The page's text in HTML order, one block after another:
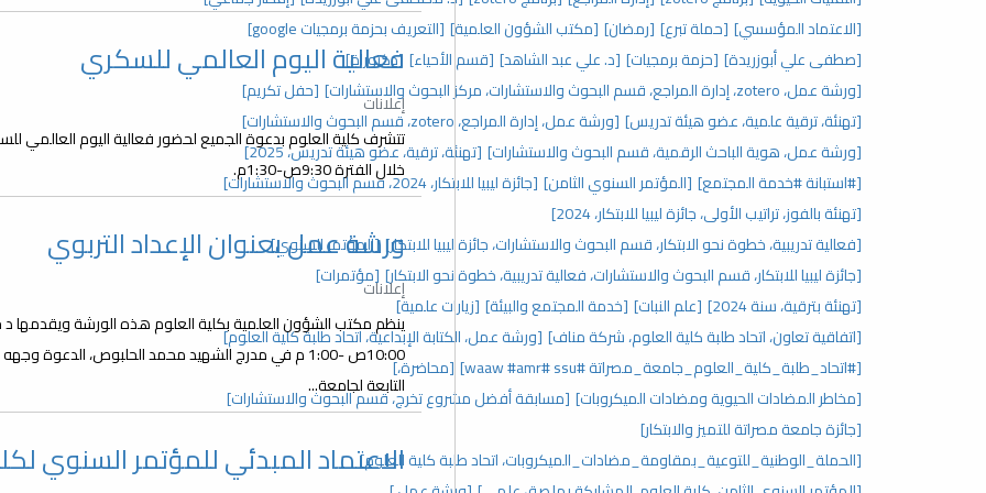
[الاعتماد المؤسسي] [حملة تبرع] [رمضان] [مكتب الشؤون العلمية] [التعريف بحزمة برمجيات google]
[صطفى علي أبوزريدة] [حزمة برمجيات] [د. علي عبد الشاهد] [قسم الأحياء] [دكتوراة]
[ورشة عمل، zotero، إدارة المراجع، قسم البحوث والاستشارات، مركز البحوث والاستشارات]
[حفل تكريم]
[تهنئة، ترقية علمية، عضو هيئة تدريس] [ورشة عمل، إدارة المراجع، zotero، قسم البحوث والاستشارات]
[ورشة عمل، هوية الباحث الرقمية، قسم البحوث والاستشارات] [تهنئة، ترقية، عضو هيئة تدريس، 2025]
[#استبانة #خدمة المجتمع] [المؤتمر السنوي الثامن] [جائزة ليبيا للابتكار، 2024، قسم البحوث والاستشارات]
[تهنئة بالفوز، تراتيب الأولى، جائزة ليبيا للابتكار، 2024]
[فعالية تدريبية، خطوة نحو الابتكار، قسم البحوث والاستشارات، جائزة ليبيا للابتكار][المؤتمر السنوي]
[جائزة ليبيا للابتكار، قسم البحوث والاستشارات، فعالية تدريبية، خطوة نحو الابتكار] [مؤتمرات]
[تهنئة بترقية، سنة 2024]
[علم النبات] [خدمة المجتمع والبيئة] [زيارات علمية]
[اتفاقية تعاون، اتحاد طلبة كلية العلوم، شركة مناف] [ورشة عمل، الكتابة الإبداعية، اتحاد طلبة كلية العلوم]
[#اتحاد_طلبة_كلية_العلوم_جامعة_مصراتة ‏#ssu ‏#waaw #amr]
[محاضرة،]
[مخاطر المضادات الحيوية ومضادات الميكروبات] [مسابقة أفضل مشروع تخرج، قسم البحوث والاستشارات]
[جائزة جامعة مصراتة للتميز والابتكار]
[الحملة_الوطنية_للتوعية_بمقاومة_مضادات_الميكروبات، اتحاد طلبة كلية العلوم]
فعالية اليوم العالمي للسكري
إعلانات
خلال الفترة 9:30ص-1:30م.
ورشة عمل بعنوان الإعداد التربوي
إعلانات
10:00ص -1:00 م في مدرج الشهيد محمد الحلبوص،
التابعة لجامعة...
الاعتماد المبدئي للمؤتمر السنوي